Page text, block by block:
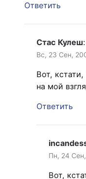
Ответить
Стас Кулеш:
Вс, 23 Сен,
Вот,
на мой
Ответить
Пн, 24
Вот,